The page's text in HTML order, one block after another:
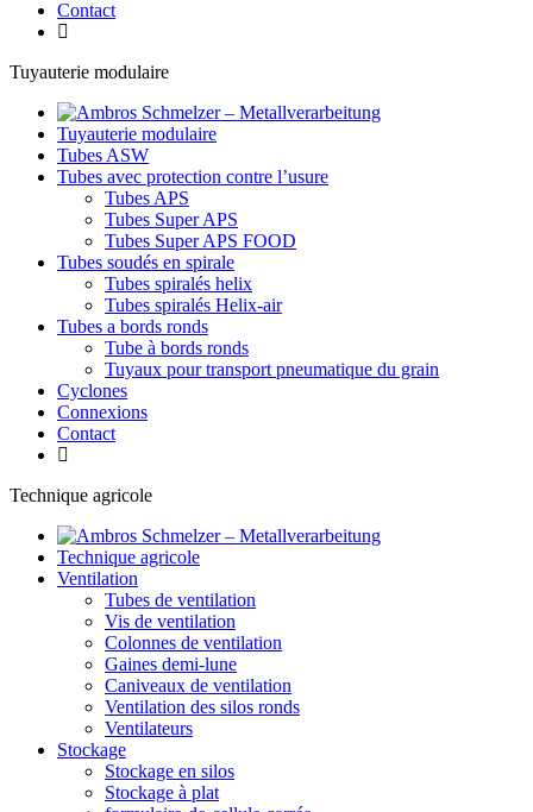
Contact
Tuyauterie modulaire
Tuyauterie modulaire
Tubes ASW
Tubes avec protection contre l’usure
Tubes APS
Tubes Super APS
Tubes Super APS FOOD
Tubes soudés en spirale
Tubes spiralés helix
Tubes spiralés Helix-air
Tubes a bords ronds
Tube à bords ronds
Tuyaux pour transport pneumatique du grain
Cyclones
Connexions
Contact
Technique agricole
Technique agricole
Ventilation
Tubes de ventilation
Vis de ventilation
Colonnes de ventilation
Gaines demi-lune
Caniveaux de ventilation
Ventilation des silos ronds
Ventilateurs
Stockage
Stockage en silos
Stockage à plat